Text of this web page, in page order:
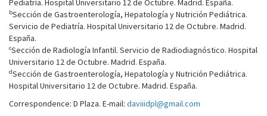
Pediatría. Hospital Universitario 12 de Octubre. Madrid. España.
bSección de Gastroenterología, Hepatología y Nutrición Pediátrica.
Servicio de Pediatría. Hospital Universitario 12 de Octubre. Madrid.
España.
cSección de Radiología Infantil. Servicio de Radiodiagnóstico. Hospital
Universitario 12 de Octubre. Madrid. España.
dSección de Gastroenterología, Hepatología y Nutrición Pediátrica.
Hospital Universitario 12 de Octubre. Madrid. España.
Correspondence: D Plaza. E-mail: daviiidpl@gmail.com